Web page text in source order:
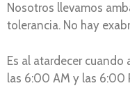
Nosotros llevamos
tolerancia. No hay
Es al atardecer
las 6:00 AM y las 6:00